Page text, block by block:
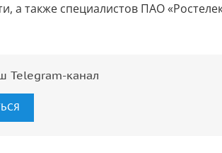
а также специалистов ПАО
Telegram-канал